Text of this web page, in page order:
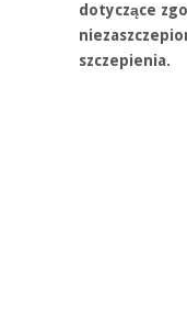
dotyczące
szczepienia.